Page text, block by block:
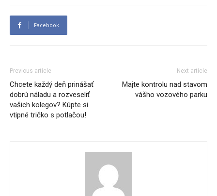
Facebook
Previous article
Chcete každý deň prinášať
dobrú náladu a rozveseliť
vašich kolegov? Kúpte si
vtipné tričko s potlačou!
Next article
Majte kontrolu nad stavom
vášho vozového parku